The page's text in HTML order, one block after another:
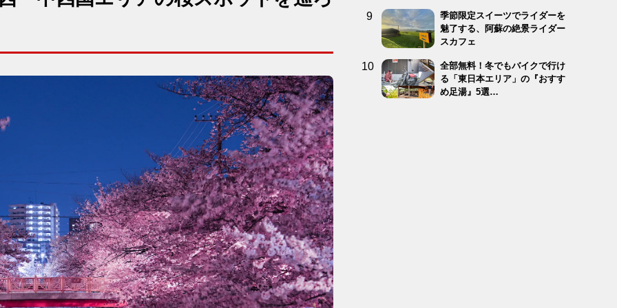
季節限定スイーツでライダーを
魅了する、阿蘇の絶景ライダー
スカフェ
全部無料！冬でもバイクで行け
る「東日本エリア」の『おすす
め足湯』5選…